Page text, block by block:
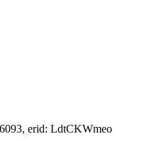
erid: LdtCKWmeo